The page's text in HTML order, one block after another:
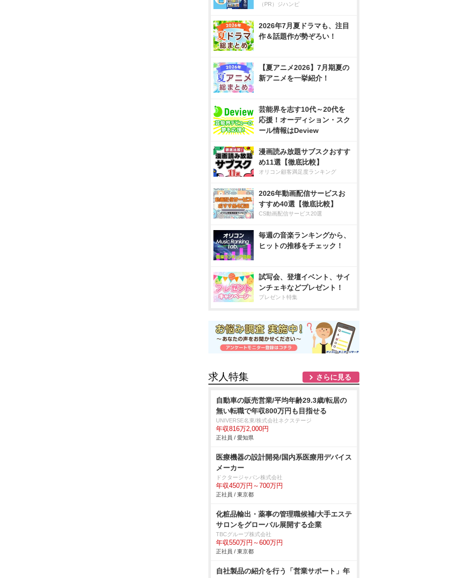
（PR）ジハンピ
2026年7月夏ドラマも、注目
作＆話題作が勢ぞろい！
【夏アニメ2026】7月期夏の
新アニメを一挙紹介！
芸能界を志す10代～20代を
応援！オーディション・スク
ール情報はDeview
漫画読み放題サブスクおすす
め11選【徹底比較】
オリコン顧客満足度ランキング
2026年動画配信サービスお
すすめ40選【徹底比較】
CS動画配信サービス20選
毎週の音楽ランキングから、
ヒットの推移をチェック！
試写会、登壇イベント、サイ
ンチェキなどプレゼント！
プレゼント特集
求人特集 さらに見る
自動車の販売営業/平均年齢29.3歳/転居の
無い転職で年収800万円も目指せる
UNIVERSE名東/株式会社ネクステージ
年収816万2,000円
正社員 / 愛知県
医療機器の設計開発/国内系医療用デバイス
メーカー
ドクタージャパン株式会社
年収450万円～700万円
正社員 / 東京都
化粧品輸出・薬事の管理職候補/大手エステ
サロンをグローバル展開する企業
TBCグループ株式会社
年収550万円～600万円
正社員 / 東京都
自社製品の紹介を行う「営業サポート」年